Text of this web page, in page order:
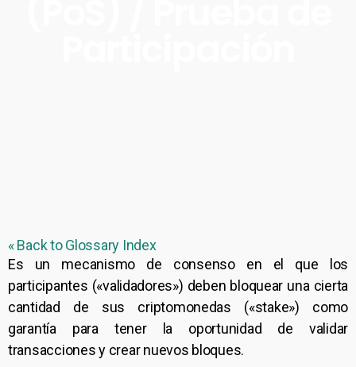
« Back to Glossary Index
Es un mecanismo de consenso en el que los
participantes («validadores») deben bloquear una cierta
cantidad de sus criptomonedas («stake») como
garantía para tener la oportunidad de validar
transacciones y crear nuevos bloques.